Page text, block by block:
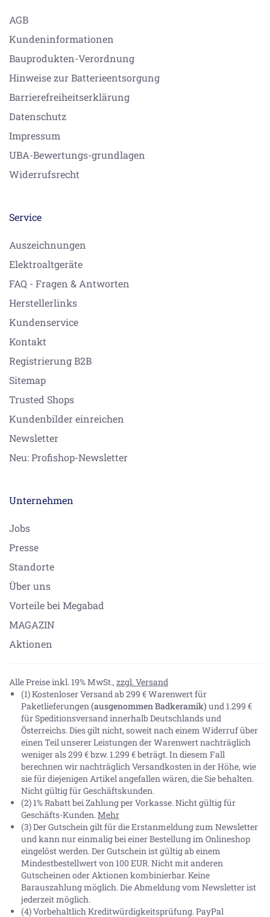
AGB
Kundeninformationen
Bauprodukten-Verordnung
Hinweise zur Batterieentsorgung
Barrierefreiheitserklärung
Datenschutz
Impressum
UBA-Bewertungs-grundlagen
Widerrufsrecht
Service
Auszeichnungen
Elektroaltgeräte
FAQ - Fragen & Antworten
Herstellerlinks
Kundenservice
Kontakt
Registrierung B2B
Sitemap
Trusted Shops
Kundenbilder einreichen
Newsletter
Neu: Profishop-Newsletter
Unternehmen
Jobs
Presse
Standorte
Über uns
Vorteile bei Megabad
MAGAZIN
Aktionen
Alle Preise inkl. 19% MwSt., zzgl. Versand
(1) Kostenloser Versand ab 299 € Warenwert für
Paketlieferungen(ausgenommen Badkeramik) und 1.299 €
für Speditionsversand innerhalb Deutschlands und
Österreichs. Dies gilt nicht, soweit nach einem Widerruf über
einen Teil unserer Leistungen der Warenwert nachträglich
weniger als 299 € bzw. 1.299 € beträgt. In diesem Fall
berechnen wir nachträglich Versandkosten in der Höhe, wie
sie für diejenigen Artikel angefallen wären, die Sie behalten.
Nicht gültig für Geschäftskunden.
(2) 1% Rabatt bei Zahlung per Vorkasse. Nicht gültig für
Geschäfts-Kunden.Mehr
(3) Der Gutschein gilt für die Erstanmeldung zum Newsletter
und kann nur einmalig bei einer Bestellung im Onlineshop
eingelöst werden. Der Gutschein ist gültig ab einem
Mindestbestellwert von 100 EUR. Nicht mit anderen
Gutscheinen oder Aktionen kombinierbar. Keine
Barauszahlung möglich. Die Abmeldung vom Newsletter ist
jederzeit möglich.
(4) Vorbehaltlich Kreditwürdigkeitsprüfung. PayPal